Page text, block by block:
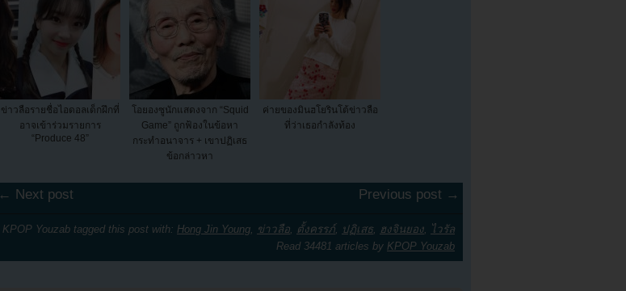
ข่าวลือรายชื่อไอดอลเด็กฝึกที่
อาจเข้าร่วมรายการ
“Produce 48”
โอยองซูนักแสดงจาก “Squid
Game” ถูกฟ้องในข้อหา
กระทำอนาจาร + เขาปฏิเสธ
ข้อกล่าวหา
ค่ายของมินฮโยรินโต้ข่าวลือ
ที่ว่าเธอกำลังท้อง
← Next post Previous post →
KPOP Youzab tagged this post with: Hong Jin Young ข่าวลือ ตั้งครรภ์ ปฏิเสธ, ฮงจินยอง
ไวรัล
Read 34481 articles by KPOP Youzab